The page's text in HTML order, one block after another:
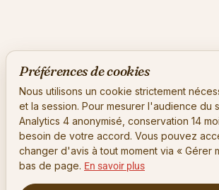
Préférences de cookies
Nous utilisons un cookie strictement
et la session. Pour mesurer l'audience du
Analytics 4 anonymisé, conservation 14
besoin de votre accord. Vous pouvez
changer d'avis à tout moment via « Gérer
bas de page. En savoir plus